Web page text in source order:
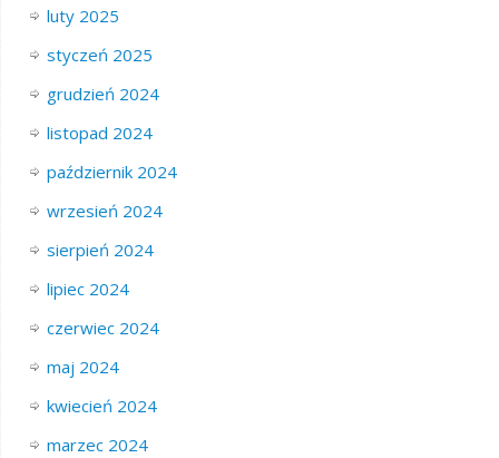
luty 2025
styczeń 2025
grudzień 2024
listopad 2024
październik 2024
wrzesień 2024
sierpień 2024
lipiec 2024
czerwiec 2024
maj 2024
kwiecień 2024
marzec 2024